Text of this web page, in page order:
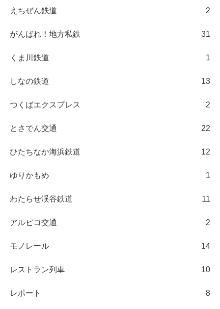
えちぜん鉄道 2
がんばれ！地方私鉄 31
くま川鉄道 1
しなの鉄道 13
つくばエクスプレス 2
とさでん交通 22
ひたちなか海浜鉄道 12
ゆりかもめ 1
わたらせ渓谷鉄道 11
アルピコ交通 2
モノレール 14
レストラン列車 10
レポート 8